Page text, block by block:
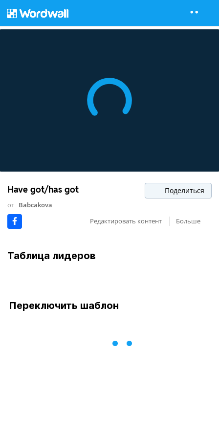
Have got/has got Поделиться
от Babcakova
Редактировать контент
Больше
Таблица лидеров
Переключить шаблон